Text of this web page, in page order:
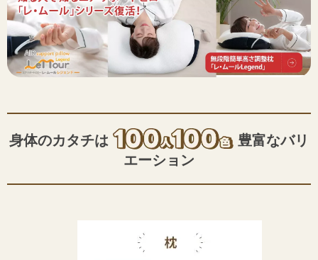
⾝体のカタチは
豊富なバリ
エーション